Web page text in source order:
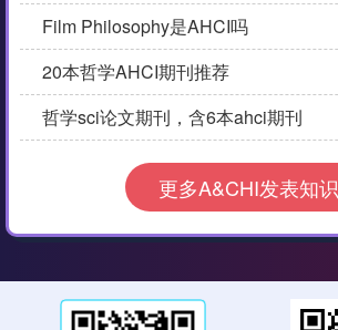
Film Philosophy是AHCI吗
20本哲学AHCI期刊推荐
哲学sci论文期刊，含6本ahci期刊
更多A&CHI发表知识